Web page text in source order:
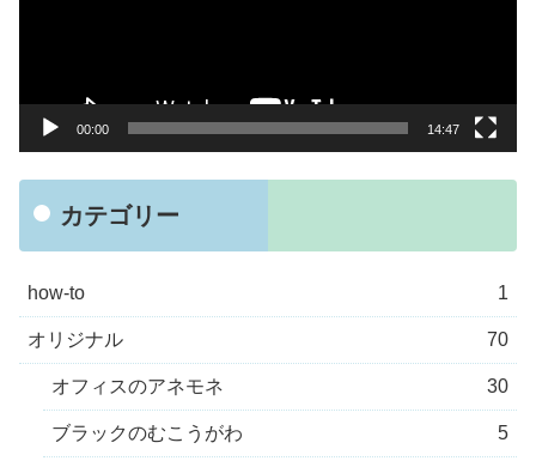
00:00 14:47
カテゴリー
how-to 1
オリジナル 70
オフィスのアネモネ 30
ブラックのむこうがわ 5